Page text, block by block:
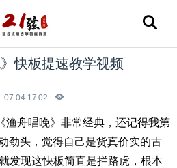
快板提速教学视频
07-04 17:02
舟唱晚》非常经典，还记得我第
劲头，觉得自己是货真价实的古
发现这快板简直是拦路虎，根本